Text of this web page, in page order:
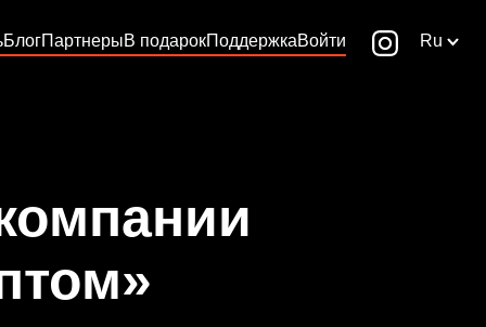
БлогПартнерыВ подарокПоддержкаВойти Ru